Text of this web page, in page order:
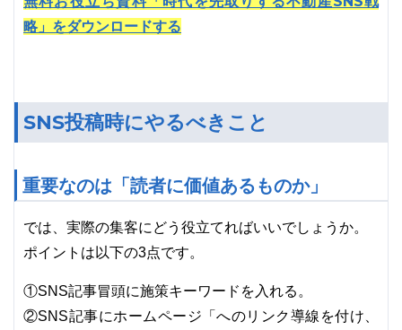
略」をダウンロードする
SNS投稿時にやるべきこと
重要なのは「読者に価値あるものか」
では、実際の集客にどう役立てればいいでしょうか。
ポイントは以下の3点です。
①SNS記事冒頭に施策キーワードを入れる。
②SNS記事にホームページ「へのリンク導線を付け、